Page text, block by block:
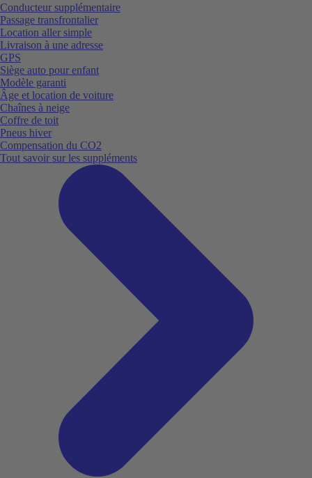
Conducteur supplémentaire
Passage transfrontalier
Location aller simple
Livraison à une adresse
GPS
Siège auto pour enfant
Modèle garanti
Âge et location de voiture
Chaînes à neige
Coffre de toit
Pneus hiver
Compensation du CO2
Tout savoir sur les suppléments